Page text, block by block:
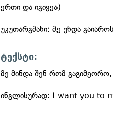
ერთი და იგივეა)
უკუთარგმანი: მე უნდა
ტექსტი:
მე მინდა შენ რომ
ინგლისურად: I want you to